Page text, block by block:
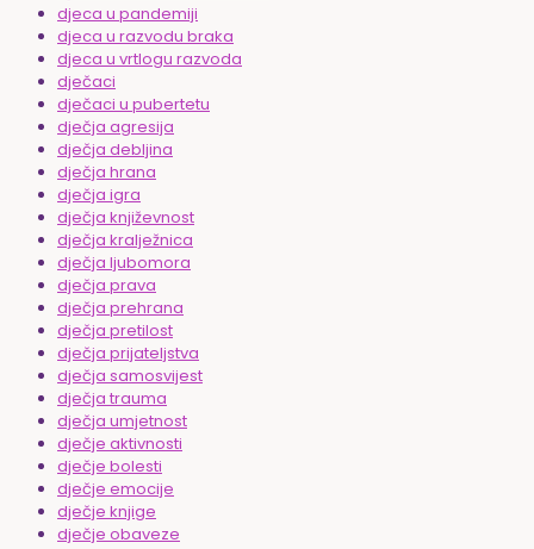
djeca u pandemiji
djeca u razvodu braka
djeca u vrtlogu razvoda
dječaci
dječaci u pubertetu
dječja agresija
dječja debljina
dječja hrana
dječja igra
dječja književnost
dječja kralježnica
dječja ljubomora
dječja prava
dječja prehrana
dječja pretilost
dječja prijateljstva
dječja samosvijest
dječja trauma
dječja umjetnost
dječje aktivnosti
dječje bolesti
dječje emocije
dječje knjige
dječje obaveze